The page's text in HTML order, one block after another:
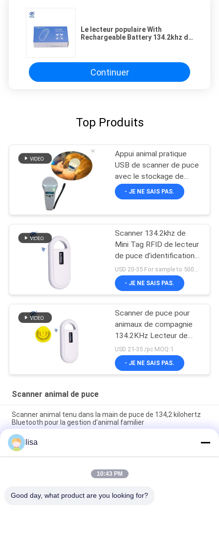
Le lecteur populaire With
Rechargeable Battery 134.2khz de
Continuer
Top Produits
Appui animal pratique
USB de scanner de puce
avec le stockage de
données de 1000
disques
- JE NE SAIS PAS.
Scanner 134.2khz de
Mini Tag RFID de lecteur
de puce d'identification
de Hanheld
- JE NE SAIS PAS.
Scanner de puce pour
animaux de compagnie
134.2KHz Lecteur de
puce pour animaux
PT160 Scanner de puce
pour chien
USD 21-35 /pc MOQ:1
- JE NE SAIS PAS.
Scanner animal de puce
Scanner animal tenu dans la main de puce de 134,2 kilohertz
Bluetooth pour la gestion d'animal familier
Lecteur RFID pour la reconnaissance des animaux puce PT290
UHF microchip scanner pour animaux de compagnie lecteur
d'étiquettes pour animaux
PT290 Lecteur de balises RFID à longue portée IP66 résistant
lisa
10:43 PM
Good day, what product are you looking for?